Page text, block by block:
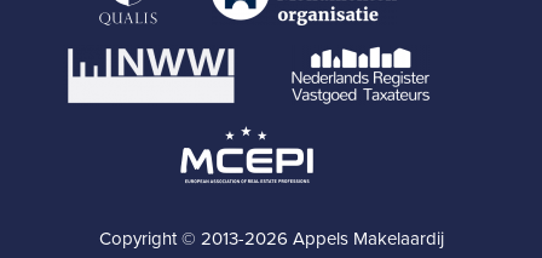
Copyright © 2013-2026 Appels Makelaardij